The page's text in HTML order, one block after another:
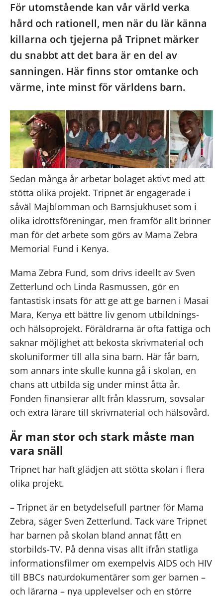
För utomstående kan vår värld verka
hård och rationell, men när du lär känna
killarna och tjejerna på Tripnet märker
du snabbt att det bara är en del av
sanningen. Här finns stor omtanke och
värme, inte minst för världens barn.
Sedan många år arbetar bolaget aktivt med att
stötta olika projekt. Tripnet är engagerade i
såväl Majblomman och Barnsjukhuset som i
olika idrottsföreningar, men framför allt brinner
man för det arbete som görs av Mama Zebra
Memorial Fund i Kenya.
Mama Zebra Fund, som drivs ideellt av Sven
Zetterlund och Linda Rasmussen, gör en
fantastisk insats för att ge att ge barnen i Masai
Mara, Kenya ett bättre liv genom utbildnings-
och hälsoprojekt. Föräldrarna är ofta fattiga och
saknar möjlighet att bekosta skrivmaterial och
skoluniformer till alla sina barn. Här får barn,
som annars inte skulle kunna gå i skolan, en
chans att utbilda sig under minst åtta år.
Fonden finansierar allt från klassrum, sovsalar
och extra lärare till skrivmaterial och hälsovård.
Är man stor och stark måste man
vara snäll
Tripnet har haft glädjen att stötta skolan i flera
olika projekt.
– Tripnet är en betydelsefull partner för Mama
Zebra, säger Sven Zetterlund. Tack vare Tripnet
har barnen på skolan bland annat fått en
storbilds-TV. På denna visas allt ifrån statliga
informationsfilmer om exempelvis AIDS och HIV
till BBCs naturdokumentärer som ger barnen –
och lärarna – nya upplevelser och en större